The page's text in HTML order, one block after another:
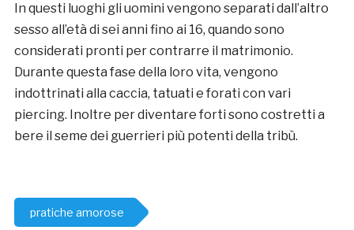
In questi luoghi gli uomini vengono separati dall’altro
sesso all’età di sei anni fino ai 16, quando sono
considerati pronti per contrarre il matrimonio.
Durante questa fase della loro vita, vengono
indottrinati alla caccia, tatuati e forati con vari
piercing. Inoltre per diventare forti sono costretti a
bere il seme dei guerrieri più potenti della tribù.
pratiche amorose